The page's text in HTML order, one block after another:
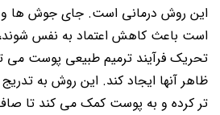
این روش درمانی است. جای جوش ها و
است باعث کاهش اعتماد به نفس شوند،
تحریک فرآیند ترمیم طبیعی پوست می
ظاهر آنها ایجاد کند. این روش به
تر کرده و به پوست کمک می کند تا